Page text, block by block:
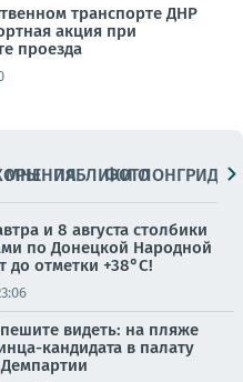
транспорте ДНР
акция при
проезда
МНЕНИЯПАБЛИКИ
ФОТОЛОНГРИДЫ
и 8 августа столбики
по Донецкой Народной
до отметки +38°C!
видеть: на пляже
кандидата в палату